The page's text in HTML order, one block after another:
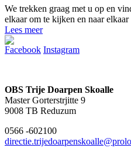
We trekken graag met u op en
elkaar om te kijken en naar
Lees meer
Facebook Instagram
OBS Trije Doarpen Skoalle
Master Gorterstrjitte 9
9008 TB Reduzum
0566 -602100